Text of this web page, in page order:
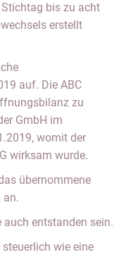
bis zu acht
erstellt
auf. Die ABC
zu
GmbH im
womit der
wirksam wurde.
übernommene
an.
entstanden sein.
wie eine